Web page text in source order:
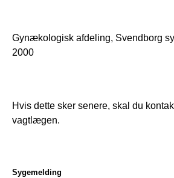
Gynækologisk afdeling, Svendborg
2000
Hvis dette sker senere, skal du
vagtlægen.
Sygemelding